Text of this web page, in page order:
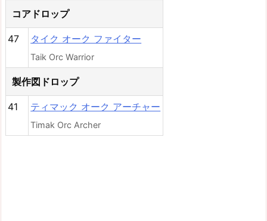
コアドロップ
47 タイク オーク ファイター
Taik Orc Warrior
製作図ドロップ
41 ティマック オーク アーチャー
Timak Orc Archer